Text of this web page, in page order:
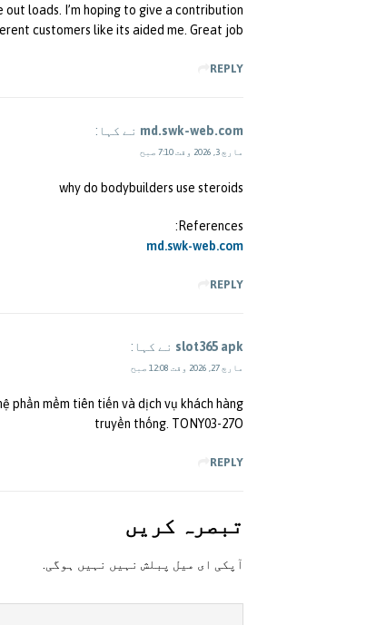
loads. I’m hoping to give a contribution &
customers like its aided me. Great job.
REPLY
md.swk-web.com نے کہا:
مارچ 3, 2026 وقت 7:10 صبح
why do bodybuilders use steroids
References:
md.swk-web.com
REPLY
slot365 apk نے کہا:
مارچ 27, 2026 وقت 12:08 صبح
phần mềm tiên tiến và dịch vụ khách hàng
truyền thống. TONY03-27O
REPLY
تبصرہ کريں
آپکی ای ميل پبلش نہيں نہيں ہوگی.